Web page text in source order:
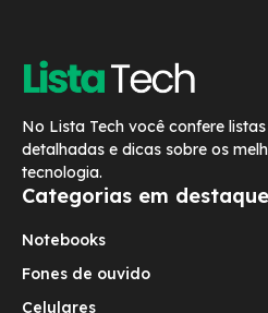
No Lista Tech você confere
detalhadas e dicas sobre os
tecnologia.
Categorias em destaque
Notebooks
Fones de ouvido
Celulares